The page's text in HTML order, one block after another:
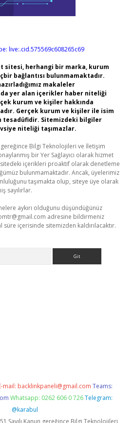
live:.cid.575569c608265c69
sitesi, herhangi bir marka, kurum
bağlantısı bulunmamaktadır.
makaleler
yer alan içerikler haber niteliği
kurum ve kişiler hakkında
Gerçek kurum ve kişiler ile isim
tesadüfidir. Sitemizdeki bilgiler
niteliği taşımazlar.
gereğince Bilgi Teknolojileri ve İletişim
bir Yer Sağlayıcı olarak hizmet
içerikleri proaktif olarak denetleme
bulunmamaktadır. Ancak, üyelerimiz
taşımakta olup, siteye üye olarak
sayılırlar.
aykırı olduğunu düşündüğünüz
adresine bildirmeniz
içerisinde sitemizden kaldırılacaktır.
mail: backlinkpaneli@gmail.com Teams:
Whatsapp: 0262 606 0 726 Telegram:
@karabul
Sayılı Kanun gereğince Bilgi Teknolojileri